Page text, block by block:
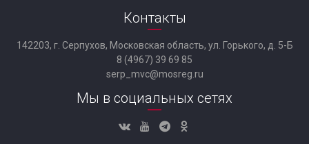
Контакты
142203, г. Серпухов, Московская область, ул. Горького, д. 5-Б
8 (4967) 39 69 85
serp_mvc@mosreg.ru
Мы в социальных сетях